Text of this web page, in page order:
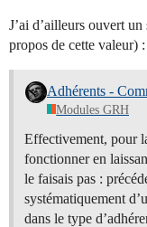
J’ai d’ailleurs ouvert
propos de cette valeur) :
Modules GRH
Effectivement, pour
fonctionner en
le faisais pas :
systématiquement
dans le type